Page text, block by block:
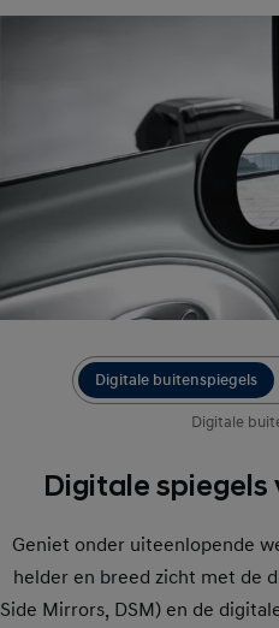
Digitale
Geniet onder uiteenlopende
helder en breed zicht met de
Side Mirrors, DSM) en de
Digitale buitenspiegels
Digitale